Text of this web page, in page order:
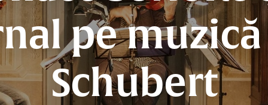
pe
Schubert